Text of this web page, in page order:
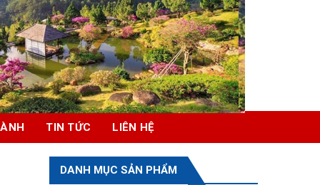
TIN TỨC LIÊN HỆ
DANH MỤC SẢN PHẨM